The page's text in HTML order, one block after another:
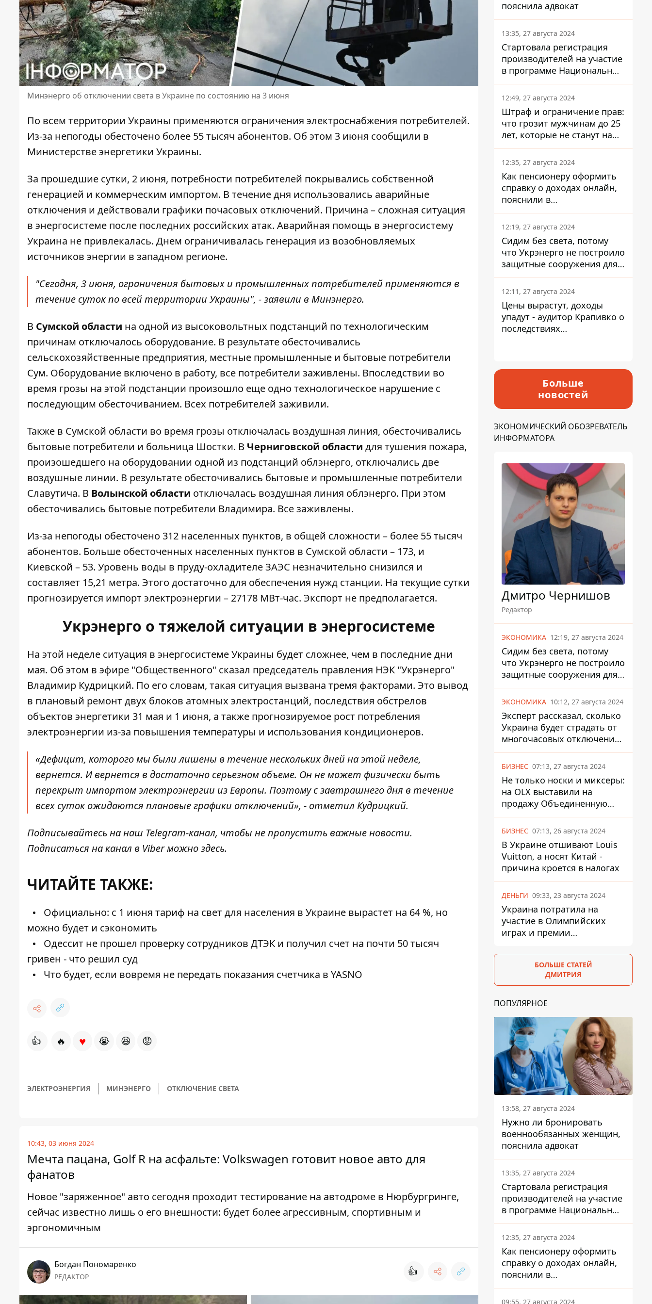
Минэнерго об отключении света в Украине по состоянию на 3 июня
По всем территории Украины применяются ограничения электроснабжения потребителей.
Из-за непогоды обесточено более 55 тысяч абонентов. Об этом 3 июня сообщили в
Министерстве энергетики Украины.
За прошедшие сутки, 2 июня, потребности потребителей покрывались собственной
генерацией и коммерческим импортом. В течение дня использовались аварийные
отключения и действовали графики почасовых отключений. Причина – сложная ситуация
в энергосистеме после последних российских атак. Аварийная помощь в энергосистему
Украина не привлекалась. Днем ограничивалась генерация из возобновляемых
источников энергии в западном регионе.
"Сегодня, 3 июня, ограничения бытовых и промышленных потребителей применяются в
течение суток по всей территории Украины", - заявили в Минэнерго.
В Сумской области на одной из высоковольтных подстанций по технологическим
причинам отключалось оборудование. В результате обесточивались
сельскохозяйственные предприятия, местные промышленные и бытовые потребители
Сум. Оборудование включено в работу, все потребители заживлены. Впоследствии во
время грозы на этой подстанции произошло еще одно технологическое нарушение с
последующим обесточиванием. Всех потребителей заживили.
Также в Сумской области во время грозы отключалась воздушная линия, обесточивались
бытовые потребители и больница Шостки. В Черниговской области для тушения пожара,
произошедшего на оборудовании одной из подстанций облэнерго, отключались две
воздушные линии. В результате обесточивались бытовые и промышленные потребители
Славутича. В Волынской области отключалась воздушная линия облэнерго. При этом
обесточивались бытовые потребители Владимира. Все заживлены.
Из-за непогоды обесточено 312 населенных пунктов, в общей сложности – более 55 тысяч
абонентов. Больше обесточенных населенных пунктов в Сумской области – 173, и
Киевской – 53. Уровень воды в пруду-охладителе ЗАЭС незначительно снизился и
составляет 15,21 метра. Этого достаточно для обеспечения нужд станции. На текущие сутки
прогнозируется импорт электроэнергии – 27178 МВт-час. Экспорт не предполагается.
Укрэнерго о тяжелой ситуации в энергосистеме
На этой неделе ситуация в энергосистеме Украины будет сложнее, чем в последние дни
мая. Об этом в эфире "Общественного" сказал председатель правления НЭК "Укрэнерго"
Владимир Кудрицкий. По его словам, такая ситуация вызвана тремя факторами. Это вывод
в плановый ремонт двух блоков атомных электростанций, последствия обстрелов
объектов энергетики 31 мая и 1 июня, а также прогнозируемое рост потребления
электроэнергии из-за повышения температуры и использования кондиционеров.
«Дефицит, которого мы были лишены в течение нескольких дней на этой неделе,
вернется. И вернется в достаточно серьезном объеме. Он не может физически быть
перекрыт импортом электроэнергии из Европы. Поэтому с завтрашнего дня в течение
всех суток ожидаются плановые графики отключений», - отметил Кудрицкий.
Подписывайтесь на наш Telegram-канал, чтобы не пропустить важные новости.
Подписаться на канал в Viber можноздесь.
ЧИТАЙТЕ ТАКЖЕ:
Официально: с 1 июня тариф на свет для населения в Украине вырастет на 64 %, но
можно будет и сэкономить
Одессит не прошел проверку сотрудников ДТЭК и получил счет на почти 50 тысяч
гривен - что решил суд
Что будет, если вовремя не передать показания счетчика в YASNO
👍 🔥 ♥ 😭 😆 😡
ЭЛЕКТРОЭНЕРГИЯ МИНЭНЕРГО ОТКЛЮЧЕНИЕ СВЕТА
10:43, 03 июня 2024
Мечта пацана, Golf R на асфальте: Volkswagen готовит новое авто для
фанатов
Новое "заряженное" авто сегодня проходит тестирование на автодроме в Нюрбургринге,
сейчас известно лишь о его внешности: будет более агрессивным, спортивным и
эргономичным
Богдан Пономаренко
РЕДАКТОР 👍
пояснила адвокат
13:35, 27 августа 2024
Стартовала регистрация
производителей на участие
в программе Национальный
кэшбек: как это сделать
через портал Дія
12:49, 27 августа 2024
Штраф и ограничение прав:
что грозит мужчинам до 25
лет, которые не станут на
военный учет
12:35, 27 августа 2024
Как пенсионеру оформить
справку о доходах онлайн,
пояснили в
Минсоцполитики
12:19, 27 августа 2024
Сидим без света, потому
что Укрэнерго не построило
защитные сооружения для
энергетики - нардеп
Кучеренко
12:11, 27 августа 2024
Цены вырастут, доходы
упадут - аудитор Крапивко о
последствиях
Больше
новостей
ЭКОНОМИЧЕСКИЙ ОБОЗРЕВАТЕЛЬ
ИНФОРМАТОРА
Дмитро Чернишов
Редактор
ЭКОНОМИКА 12:19, 27 августа 2024
Сидим без света, потому
что Укрэнерго не построило
защитные сооружения для
энергетики - нардеп
Кучеренко
ЭКОНОМИКА 10:12, 27 августа 2024
Эксперт рассказал, сколько
Украина будет страдать от
многочасовых отключений
света
БИЗНЕС 07:13, 27 августа 2024
Не только носки и миксеры:
на OLX выставили на
продажу Объединенную
Горно-Химическую
Компанию за многие
миллиарды
БИЗНЕС 07:13, 26 августа 2024
В Украине отшивают Louis
Vuitton, а носят Китай -
причина кроется в налогах
ДЕНЬГИ 09:33, 23 августа 2024
Украина потратила на
участие в Олимпийских
играх и премии
БОЛЬШЕ СТАТЕЙ
ДМИТРИЯ
ПОПУЛЯРНОЕ
13:58, 27 августа 2024
Нужно ли бронировать
военнообязанных женщин,
пояснила адвокат
13:35, 27 августа 2024
Стартовала регистрация
производителей на участие
в программе Национальный
кэшбек: как это сделать
через портал Дія
12:35, 27 августа 2024
Как пенсионеру оформить
справку о доходах онлайн,
пояснили в
Минсоцполитики
09:55, 27 августа 2024